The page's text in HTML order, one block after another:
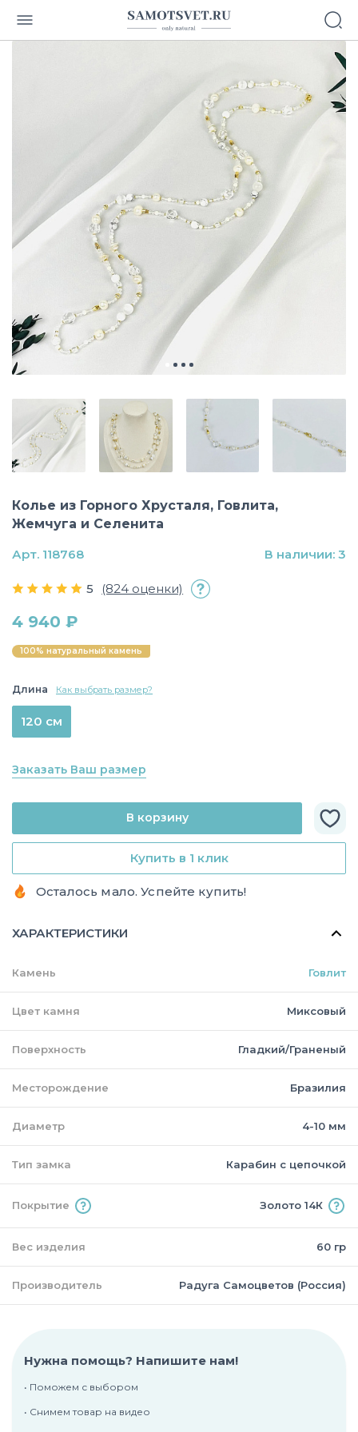
Колье из Горного Хрусталя, Говлита,
Жемчуга и Селенита
5 (824 оценки)
4 940 ₽
100% натуральный камень
Длина Как выбрать размер?
120 см
Заказать Ваш размер
Купить в 1 клик
В корзину
Осталось мало. Успейте купить!
Арт. 118768 В наличии: 3
ХАРАКТЕРИСТИКИ
Камень Говлит
Цвет камня Миксовый
Поверхность Гладкий/Граненый
Месторождение Бразилия
Диаметр 4-10 мм
Тип замка Карабин с цепочкой
Покрытие Золото 14К
Вес изделия 60 гр
Производитель Радуга Самоцветов (Россия)
Нужна помощь? Напишите нам!
• Поможем с выбором
• Снимем товар на видео